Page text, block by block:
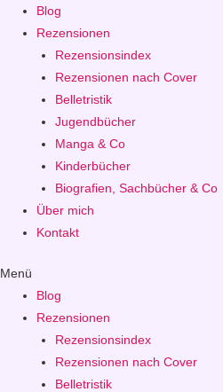
Blog
Rezensionen
Rezensionsindex
Rezensionen nach Cover
Belletristik
Jugendbücher
Manga & Co
Kinderbücher
Biografien, Sachbücher & Co
Über mich
Kontakt
Menü
Blog
Rezensionen
Rezensionsindex
Rezensionen nach Cover
Belletristik